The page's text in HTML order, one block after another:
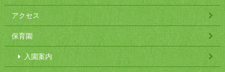
アクセス
保育園
入園案内